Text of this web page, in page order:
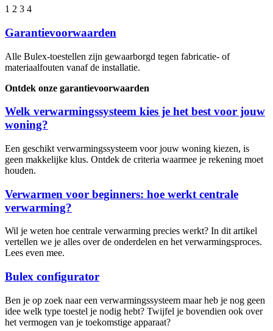
1 2 3 4
Garantievoorwaarden
Alle Bulex-toestellen zijn gewaarborgd tegen fabricatie- of
materiaalfouten vanaf de installatie.
Ontdek onze garantievoorwaarden
Welk verwarmingssysteem kies je het best voor jouw
woning?
Een geschikt verwarmingssysteem voor jouw woning kiezen, is
geen makkelijke klus. Ontdek de criteria waarmee je rekening moet
houden.
Verwarmen voor beginners: hoe werkt centrale
verwarming?
Wil je weten hoe centrale verwarming precies werkt? In dit artikel
vertellen we je alles over de onderdelen en het verwarmingsproces.
Lees even mee.
Bulex configurator
Ben je op zoek naar een verwarmingssysteem maar heb je nog geen
idee welk type toestel je nodig hebt? Twijfel je bovendien ook over
het vermogen van je toekomstige apparaat?